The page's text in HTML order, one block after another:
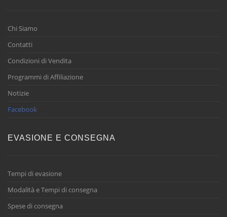
Chi Siamo
Contatti
Condizioni di Vendita
Programmi di Affiliazione
Notizie
Facebook
EVASIONE E CONSEGNA
Tempi di evasione
Modalità e Tempi di consegna
Spese di consegna